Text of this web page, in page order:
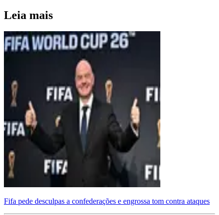
Leia mais
Fifa pede desculpas a confederações e engrossa tom contra ataques